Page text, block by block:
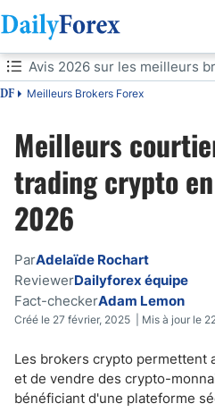
DF Meilleurs Brokers Forex
Avertissement Publicitaire
Avis 2026 sur les meilleurs
Avis 2026 sur les meilleurs brokers
Avis 2026 sur les meilleurs brokers
Que dois-je rechercher chez un
Quelles plateformes de trading
Quels sont les meilleurs courtiers en
Types de courtiers en crypto-
Avantages et inconvénients de
monnaies
Comment choisir le bon courtier en
Meilleurs
trading crypto
2026
ParAdelaïde Rochart
ReviewerDailyforex équipe
Fact-checkerAdam Lemon
Créé le 27 février, 2025 | Mis à jour le
Les brokers crypto permettent
et de vendre des crypto-
bénéficiant d'une plateforme